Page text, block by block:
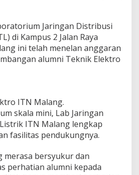
Jaringan Distribusi
di Kampus 2 Jalan Raya
ini telah menelan anggaran
alumni Teknik Elektro
ITN Malang.
skala mini, Lab Jaringan
ITN Malang lengkap
fasilitas pendukungnya.
merasa bersyukur dan
perhatian alumni kepada